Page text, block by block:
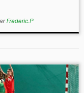
Frederic.P